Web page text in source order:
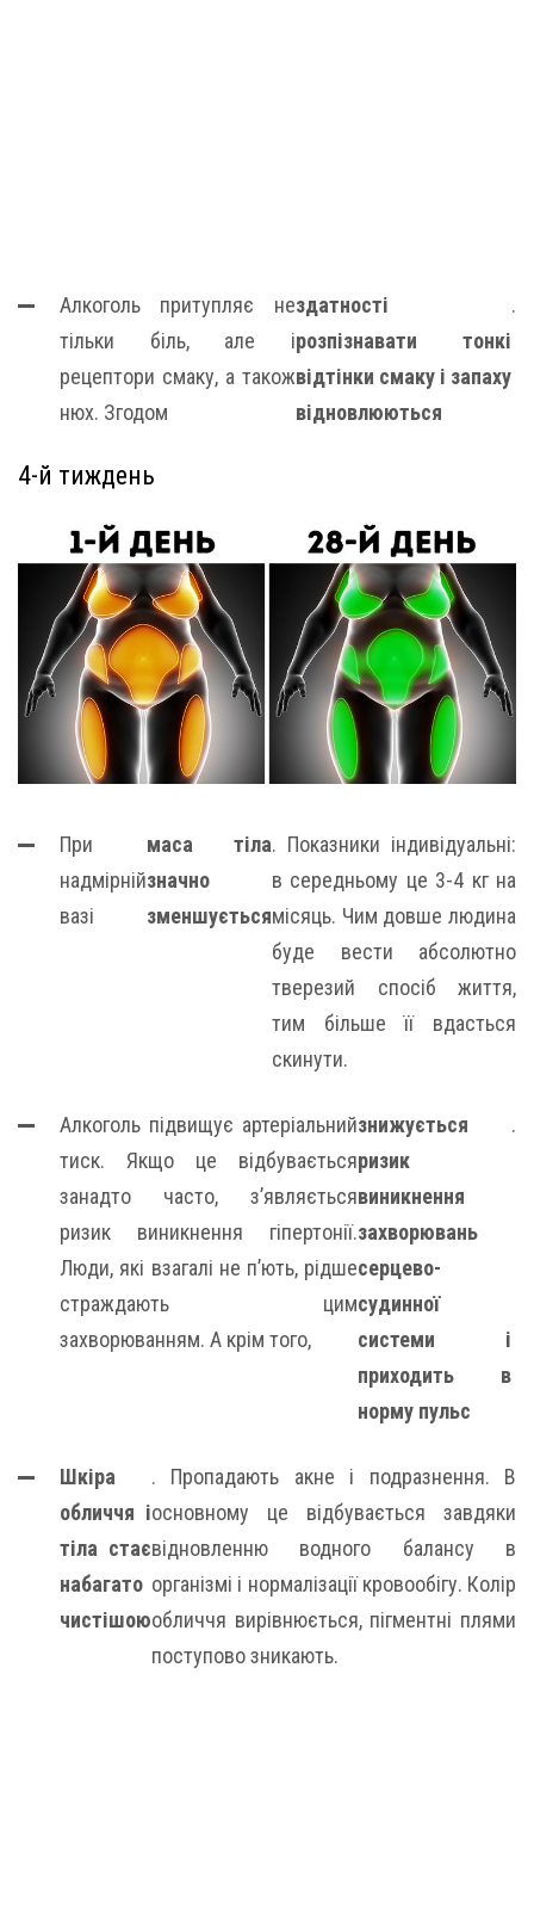
Алкоголь притупляє не
тільки біль, але і
рецептори смаку, а також
нюх. Згодом
здатності
розпізнавати тонкі
відтінки смаку і запаху
відновлюються
.
4-й тиждень
При
надмірній
вазі
маса тіла
значно
зменшується
. Показники індивідуальні:
в середньому це 3-4 кг на
місяць. Чим довше людина
буде вести абсолютно
тверезий спосіб життя,
тим більше її вдасться
скинути.
Алкоголь підвищує артеріальний
тиск. Якщо це відбувається
занадто часто, з’являється
ризик виникнення гіпертонії.
Люди, які взагалі не п’ють, рідше
страждають цим
захворюванням. А крім того,
знижується
ризик
виникнення
захворювань
серцево-
судинної
системи і
приходить в
норму пульс
.
Шкіра
обличчя і
тіла стає
набагато
чистішою
. Пропадають акне і подразнення. В
основному це відбувається завдяки
відновленню водного балансу в
організмі і нормалізації кровообігу. Колір
обличчя вирівнюється, пігментні плями
поступово зникають.